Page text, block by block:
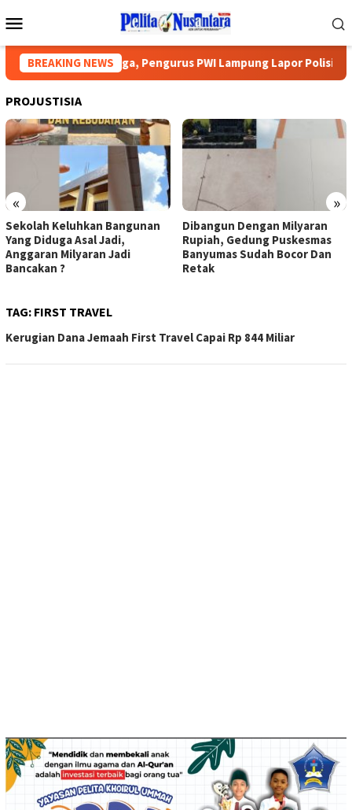
ke
Mobile
BREAKING NEWS
Diancam Tetangga, Pengurus PWI Lampung Lapor Polisi, DPRD
PROJUSTISIA
« »
Sekolah Keluhkan Bangunan
Yang Diduga Asal Jadi,
Anggaran Milyaran Jadi
Bancakan ?
Dibangun Dengan Milyaran
Rupiah, Gedung Puskesmas
Banyumas Sudah Bocor Dan
Retak
TAG: FIRST TRAVEL
Kerugian Dana Jemaah First Travel Capai Rp 844 Miliar